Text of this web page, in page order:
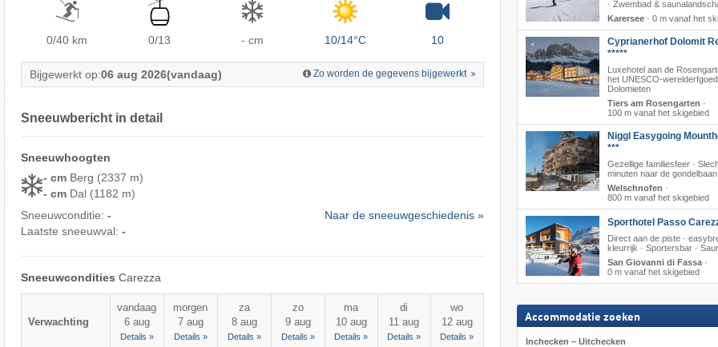
0/40 km 0/13 - cm 10/14°C 10
Bijgewerkt op:06 aug 2026(vandaag) Zo worden de gegevens bijgewerkt
Sneeuwbericht in detail
Sneeuwhoogten
- cm Berg (2337 m)
- cm Dal (1182 m)
Sneeuwconditie: -
Laatste sneeuwval: -
Naar de sneeuwgeschiedenis »
Sneeuwcondities Carezza
Verwachting
vandaag
6 aug
Details »
morgen
7 aug
Details »
za
8 aug
Details »
zo
9 aug
Details »
ma
10 aug
Details »
di
11 aug
Details »
wo
12 aug
Details »
· Zwembad &
Karersee· 0 m vanaf het
Cyprianerhof Dolomit
*****
Luxehotel aan de
het UNESCO-werelderfgoed
Dolomieten
Tiers am Rosengarten ·
100 m vanaf het skigebied
Niggl Easygoing
***
Gezellige familiesfeer ·
minuten naar de gondelbaan
Welschnofen ·
800 m vanaf het skigebied
Sporthotel Passo
Direct aan de piste ·
kleurrijk · Sportersbar ·
San Giovanni di Fassa·
0 m vanaf het skigebied
Accommodatie zoeken
Inchecken – Uitchecken